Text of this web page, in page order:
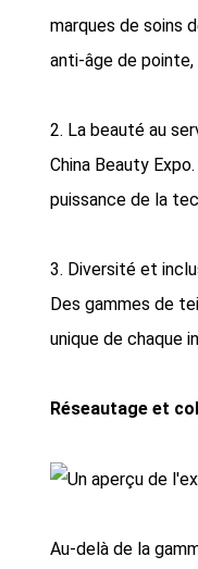
marques de soins
anti-âge de
2. La beauté au
China Beauty
puissance de la
3. Diversité et
Des gammes de
unique de chaque
Réseautage et
Au-delà de la